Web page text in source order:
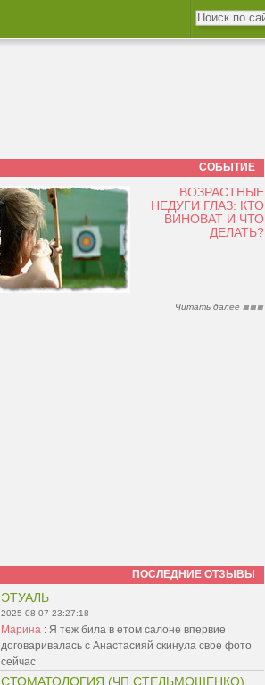
СОБЫТИЕ
ВОЗРАСТНЫЕ
НЕДУГИ ГЛАЗ: КТО
ВИНОВАТ И ЧТО
ДЕЛАТЬ?
Читать далее
ПОСЛЕДНИЕ ОТЗЫВЫ
ЭТУАЛЬ
2025-08-07 23:27:18
Марина : Я теж била в етом салоне впервие
договаривалась с Анастасияй скинула свое фото
сейчас
СТОМАТОЛОГИЯ (ЧП СТЕЛЬМОШЕНКО)